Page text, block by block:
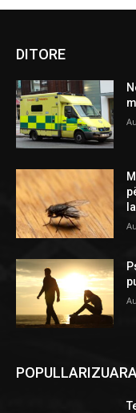
DITORE
POPULLARIZUARA